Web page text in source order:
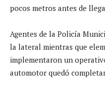
pocos metros antes de
Agentes de la Policía
la lateral mientras que
implementaron un
automotor quedó